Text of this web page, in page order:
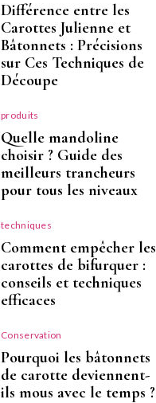
Différence entre les
Carottes Julienne et
Bâtonnets : Précisions
sur Ces Techniques de
Découpe
produits
Quelle mandoline
choisir ? Guide des
meilleurs trancheurs
pour tous les niveaux
techniques
Comment empêcher les
carottes de bifurquer :
conseils et techniques
efficaces
Conservation
Pourquoi les bâtonnets
de carotte deviennent-
ils mous avec le temps ?